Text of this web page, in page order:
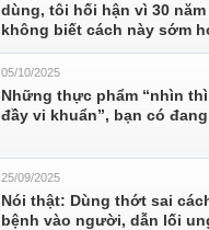
dùng, tôi hối hận vì 30
không biết cách này sớm
05/10/2025
Những thực phẩm “nhìn
đầy vi khuẩn”, bạn có
25/09/2025
Nói thật: Dùng thớt sai
bệnh vào người, dẫn lối